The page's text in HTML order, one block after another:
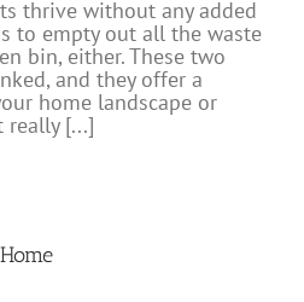
thrive without any added
to empty out all the waste
bin, either. These two
and they offer a
home landscape or
really [...]